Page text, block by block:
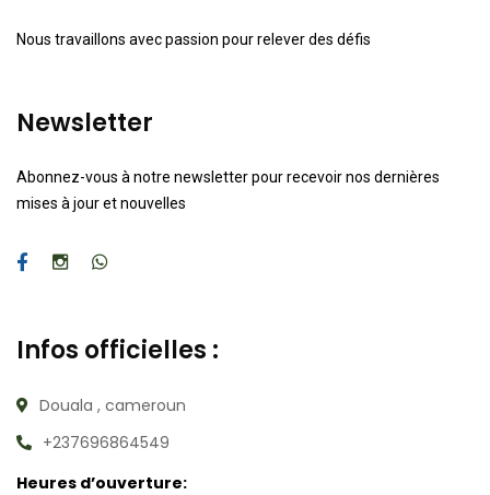
Nous travaillons avec passion pour relever des défis
Newsletter
Abonnez-vous à notre newsletter pour recevoir nos dernières
mises à jour et nouvelles
Infos officielles :
Douala , cameroun
+237696864549
Heures d’ouverture: